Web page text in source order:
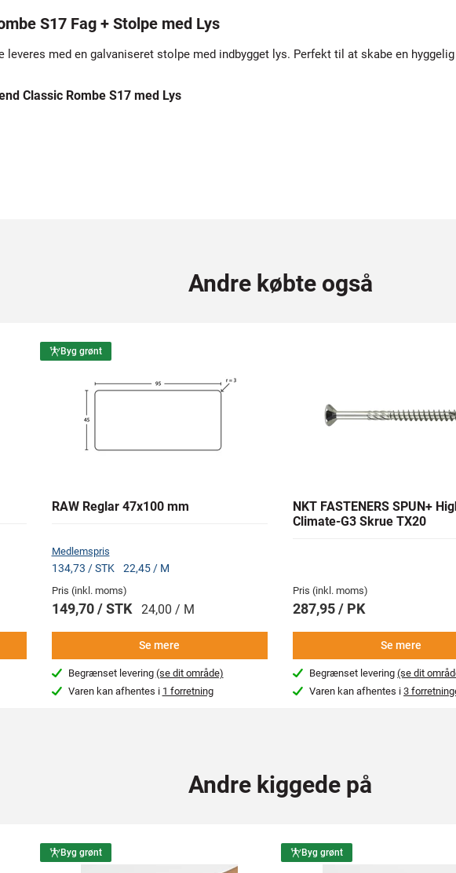
S17 Fag + Stolpe med Lys
leveres med en galvaniseret stolpe med indbygget lys. Perfekt til at skabe en
Classic Rombe S17 med Lys
Andre købte også
Byg grønt
RAW Reglar 47x100 mm
Medlemspris
134,73 / STK 22,45 / M
Pris (inkl. moms)
149,70 / STK 24,00 / M
Se mere
Begrænset levering (se dit område)
Varen kan afhentes i 1 forretning
NKT FASTENERS SPUN+
Climate-G3 Skrue TX20
Pris (inkl. moms)
287,95 / PK
Se mere
Begrænset levering(se dit
Varen kan afhentes i3
Andre kiggede på
Byg grønt Byg grønt